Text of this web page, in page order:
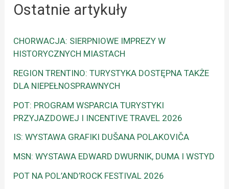
Ostatnie artykuły
CHORWACJA: SIERPNIOWE IMPREZY W
HISTORYCZNYCH MIASTACH
REGION TRENTINO: TURYSTYKA DOSTĘPNA TAKŻE
DLA NIEPEŁNOSPRAWNYCH
POT: PROGRAM WSPARCIA TURYSTYKI
PRZYJAZDOWEJ I INCENTIVE TRAVEL 2026
IS: WYSTAWA GRAFIKI DUŠANA POLAKOVIČA
MSN: WYSTAWA EDWARD DWURNIK, DUMA I WSTYD
POT NA POL’AND’ROCK FESTIVAL 2026